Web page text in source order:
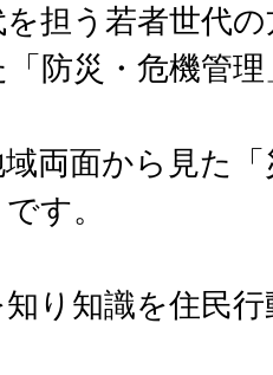
を担う若者世代
「防災・危機管
両面から見た「
す。
り知識を住民